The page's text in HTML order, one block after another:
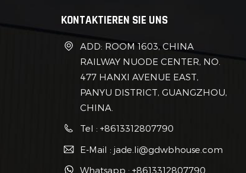
KONTAKTIEREN SIE UNS
ADD: ROOM 1603, CHINA
RAILWAY NUODE CENTER, NO.
477 HANXI AVENUE EAST,
PANYU DISTRICT, GUANGZHOU,
CHINA.
Tel : +8613312807790
E-Mail : jade.li@gdwbhouse.com
Whatsapp : +8613312807790